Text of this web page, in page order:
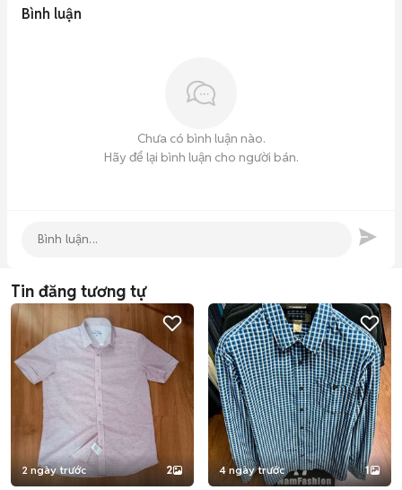
Bình luận
Chưa có bình luận nào.
Hãy để lại bình luận cho người bán.
Tin đăng tương tự
2 ngày trước 2 4 ngày trước 1